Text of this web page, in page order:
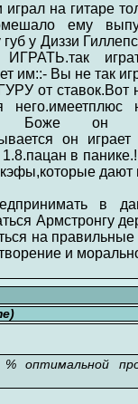
на гитаре
ему
губ у Диззи
им::- Вы не так
от ставок.Вот
Боже он
он
в
дают
в
Армстронгу
на
и
оптимальной